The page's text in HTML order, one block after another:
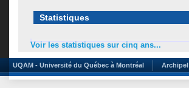
Statistiques
Voir les statistiques sur cinq ans...
UQAM - Université du Québec à Montréal Archipel